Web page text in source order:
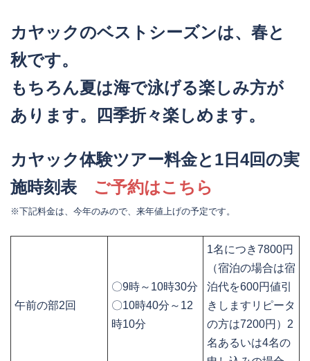
カヤックのベストシーズンは、春と
秋です。
もちろん夏は海で泳げる楽しみ方が
あります。四季折々楽しめます。
カヤック体験ツアー料金と1日4回の実
施時刻表
ご予約はこちら
※下記料金は、今年のみので、来年値上げの予定です。
午前の部2回
〇9時～10時30分
〇10時40分～12
時10分
1名につき7800円
（宿泊の場合は宿
泊代を600円値引
きしますリピータ
の方は7200円）2
名あるいは4名の